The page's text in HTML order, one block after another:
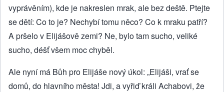
vyprávěním), kde je nakreslen mrak, ale bez deště. Ptejte
se dětí: Co to je? Nechybí tomu něco? Co k mraku patří?
A pršelo v Elijášově zemi? Ne, bylo tam sucho, veliké
sucho, déšť všem moc chyběl.
Ale nyní má Bůh pro Elijáše nový úkol: „Elijáši, vrať se
domů, do hlavního města! Jdi, a vyřiď králi Achabovi, že